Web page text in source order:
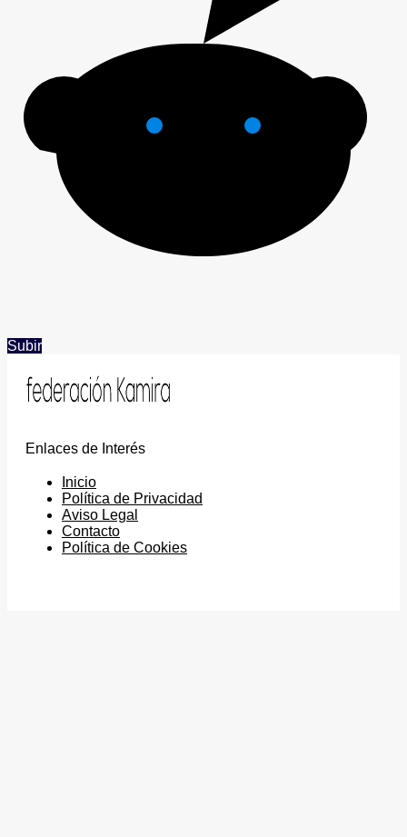
Subir
Enlaces de Interés
Inicio
Política de Privacidad
Aviso Legal
Contacto
Política de Cookies